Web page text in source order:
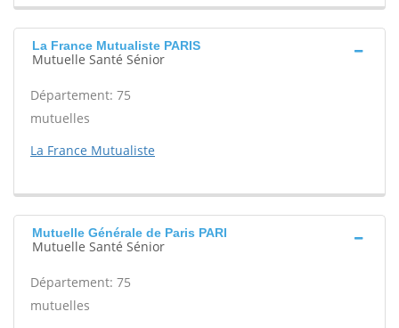
La France Mutualiste PARIS
Mutuelle Santé Sénior
Département: 75
mutuelles
La France Mutualiste
Mutuelle Générale de Paris PARI
Mutuelle Santé Sénior
Département: 75
mutuelles